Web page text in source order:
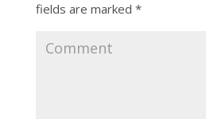
fields are marked *